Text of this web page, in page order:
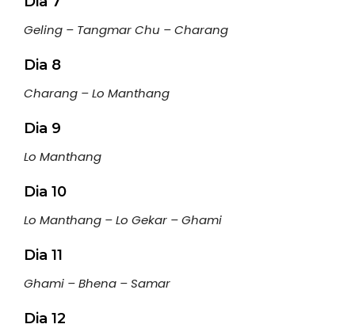
Geling – Tangmar Chu – Charang
Dia 8
Charang – Lo Manthang
Dia 9
Lo Manthang
Dia 10
Lo Manthang – Lo Gekar – Ghami
Dia 11
Ghami – Bhena – Samar
Dia 12